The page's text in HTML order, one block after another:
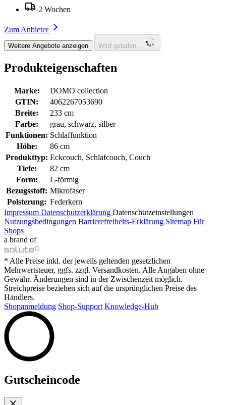
2 Wochen
Zum Anbieter
Weitere Angebote anzeigen Wird geladen...
Produkteigenschaften
Marke:
DOMO collection
GTIN:
4062267053690
Breite:
233 cm
Farbe:
grau, schwarz, silber
Funktionen: Schlaffunktion
Höhe:
86 cm
Produkttyp: Eckcouch, Schlafcouch, Couch
Tiefe:
82 cm
Form:
L-förmig
Bezugsstoff: Mikrofaser
Polsterung: Federkern
Impressum Datenschutzerklärung Datenschutzeinstellungen
Nutzungsbedingungen Barrierefreiheits-Erklärung Sitemap Für
Shops
a brand of
* Alle Preise inkl. der jeweils geltenden gesetzlichen
Mehrwertsteuer, ggfs. zzgl. Versandkosten. Alle Angaben ohne
Gewähr. Änderungen sind in der Zwischenzeit möglich.
Streichpreise beziehen sich auf die ursprünglichen Preise des
Händlers.
Shopanmeldung Shop-Support Knowledge-Hub
Gutscheincode